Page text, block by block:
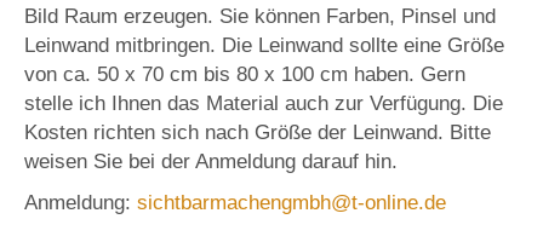
Bild Raum erzeugen. Sie können Farben, Pinsel und
Leinwand mitbringen. Die Leinwand sollte eine Größe
von ca. 50 x 70 cm bis 80 x 100 cm haben. Gern
stelle ich Ihnen das Material auch zur Verfügung. Die
Kosten richten sich nach Größe der Leinwand. Bitte
weisen Sie bei der Anmeldung darauf hin.
Anmeldung: sichtbarmachengmbh@t-online.de